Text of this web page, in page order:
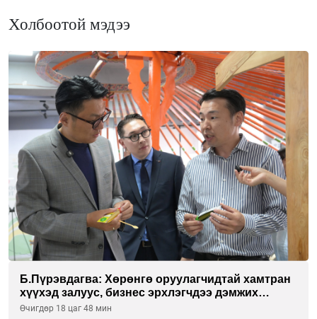
Холбоотой мэдээ
Б.Пүрэвдагва: Хөрөнгө оруулагчидтай хамтран
хүүхэд залуус, бизнес эрхлэгчдээ дэмжих
инкубатор төвүүдийг хотын захын
Өчигдөр 18 цаг 48 мин